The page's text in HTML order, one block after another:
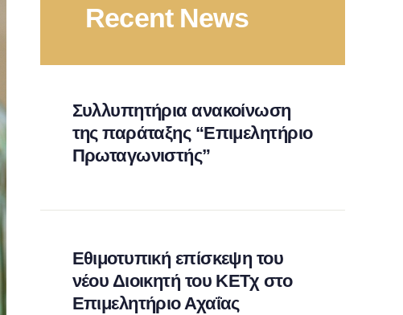
Recent News
Συλλυπητήρια ανακοίνωση
της παράταξης “Επιμελητήριο
Πρωταγωνιστής”
Εθιμοτυπική επίσκεψη του
νέου Διοικητή του ΚΕΤχ στο
Επιμελητήριο Αχαΐας